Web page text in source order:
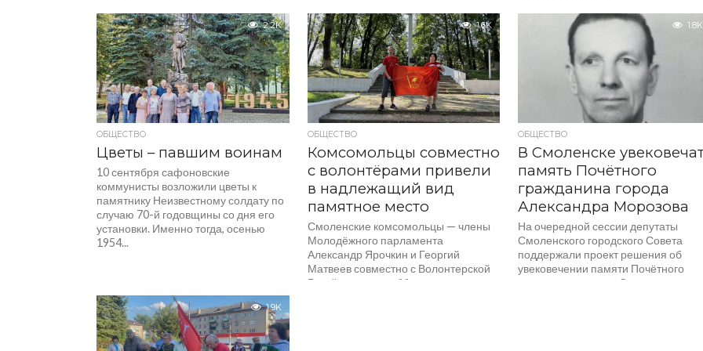
тех дней выразили активисты КПРФ,
Ленинского...
На Смоленщине проходят
мероприятия, посвященные 81-й
годовщине освобождения региона от
немецко-фашистских захватчиков. В
Сквере памяти Героев в Смоленске
состоялся митинг, в котором...
2.2K
ОБЩЕСТВО
Цветы – павшим воинам
10 сентября сафоновские
коммунисты возложили цветы к
памятнику Неизвестному солдату по
случаю 70-й годовщины со дня его
установки. Именно тогда, осенью
1954...
1.6K
ОБЩЕСТВО
Комсомольцы совместно
с волонтёрами привели
в надлежащий вид
памятное место
Смоленские комсомольцы — члены
Молодёжного парламента
Александр Ярочкин и Георгий
Матвеев совместно с Волонтерской
Ротой провели субботник на
1.8K
ОБЩЕСТВО
В Смоленске
память Почётного
гражданина города
Александра Морозова
На очередной сессии депутаты
Смоленского городского Совета
поддержали проект решения об
увековечении памяти Почётного
гражданина города Смоленска,
1.9K